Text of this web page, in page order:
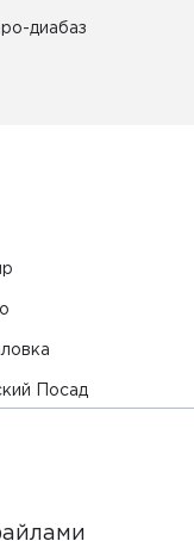
диабаз
Посад